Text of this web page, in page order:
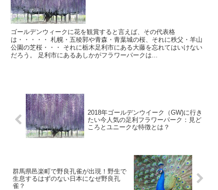
ゴールデンウィークに花を観賞すると言えば、その代表格
は・・・・・ 札幌・五稜郭や青森・青葉城の桜、それに秩父・羊山
公園の芝桜・・・ それに栃木足利市にある大藤を忘れてはいけない
だろう。 足利市にあるあしかがフラワーパークは...
2018年ゴールデンウイーク（GW)に行き
たい今人気の足利フラワーパーク：見ど
ころとユニークな特徴とは？
群馬県邑楽町で野良孔雀が出現！野生で
生息するはずのない日本になぜ野良孔
雀？